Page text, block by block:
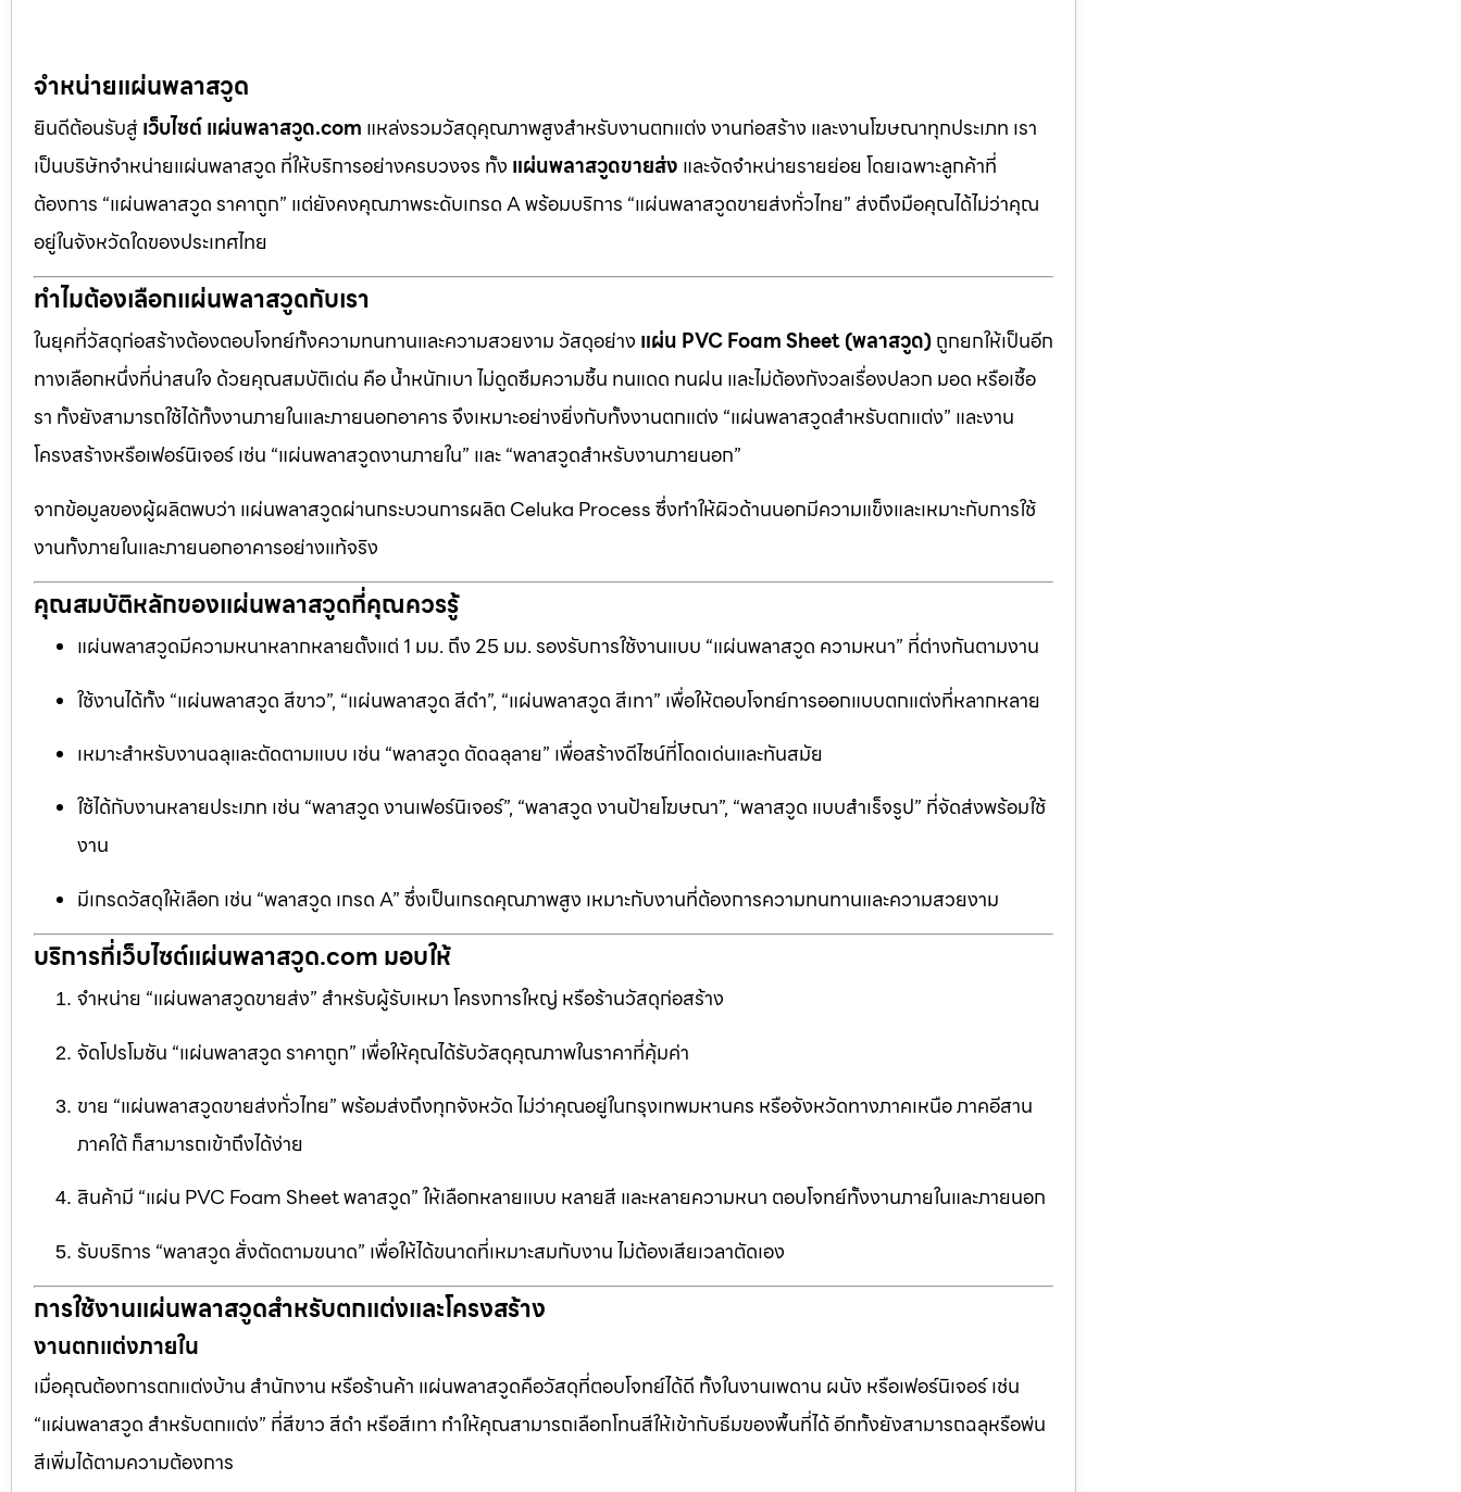
จำหน่ายแผ่นพลาสวูด
ยินดีต้อนรับสู่เว็บไซต์ แผ่นพลาสวูด.com แหล่งรวมวัสดุคุณภาพสูงสำหรับงานตกแต่ง งานก่อสร้าง และงานโฆษณาทุกประเภท เรา
เป็นบริษัทจำหน่ายแผ่นพลาสวูด ที่ให้บริการอย่างครบวงจร ทั้ง แผ่นพลาสวูดขายส่ง และจัดจำหน่ายรายย่อย โดยเฉพาะลูกค้าที่
ต้องการ “แผ่นพลาสวูด ราคาถูก” แต่ยังคงคุณภาพระดับเกรด A พร้อมบริการ “แผ่นพลาสวูดขายส่งทั่วไทย” ส่งถึงมือคุณได้ไม่ว่าคุณ
อยู่ในจังหวัดใดของประเทศไทย
ทำไมต้องเลือกแผ่นพลาสวูดกับเรา
ในยุคที่วัสดุก่อสร้างต้องตอบโจทย์ทั้งความทนทานและความสวยงาม วัสดุอย่าง แผ่น PVC Foam Sheet (พลาสวูด)ถูกยกให้เป็นอีก
ทางเลือกหนึ่งที่น่าสนใจ ด้วยคุณสมบัติเด่น คือ น้ำหนักเบา ไม่ดูดซึมความชื้น ทนแดด ทนฝน และไม่ต้องกังวลเรื่องปลวก มอด หรือเชื้อ
รา ทั้งยังสามารถใช้ได้ทั้งงานภายในและภายนอกอาคาร จึงเหมาะอย่างยิ่งกับทั้งงานตกแต่ง “แผ่นพลาสวูดสำหรับตกแต่ง” และงาน
โครงสร้างหรือเฟอร์นิเจอร์ เช่น “แผ่นพลาสวูดงานภายใน” และ “พลาสวูดสำหรับงานภายนอก”
จากข้อมูลของผู้ผลิตพบว่า แผ่นพลาสวูดผ่านกระบวนการผลิต Celuka Process ซึ่งทำให้ผิวด้านนอกมีความแข็งและเหมาะกับการใช้
งานทั้งภายในและภายนอกอาคารอย่างแท้จริง
คุณสมบัติหลักของแผ่นพลาสวูดที่คุณควรรู้
แผ่นพลาสวูดมีความหนาหลากหลายตั้งแต่ 1 มม. ถึง 25 มม. รองรับการใช้งานแบบ “แผ่นพลาสวูด ความหนา” ที่ต่างกันตามงาน
ใช้งานได้ทั้ง “แผ่นพลาสวูด สีขาว”, “แผ่นพลาสวูด สีดำ”, “แผ่นพลาสวูด สีเทา” เพื่อให้ตอบโจทย์การออกแบบตกแต่งที่หลากหลาย
เหมาะสำหรับงานฉลุและตัดตามแบบ เช่น “พลาสวูด ตัดฉลุลาย” เพื่อสร้างดีไซน์ที่โดดเด่นและทันสมัย
ใช้ได้กับงานหลายประเภท เช่น “พลาสวูด งานเฟอร์นิเจอร์”, “พลาสวูด งานป้ายโฆษณา”, “พลาสวูด แบบสำเร็จรูป” ที่จัดส่งพร้อมใช้
งาน
มีเกรดวัสดุให้เลือก เช่น “พลาสวูด เกรด A” ซึ่งเป็นเกรดคุณภาพสูง เหมาะกับงานที่ต้องการความทนทานและความสวยงาม
บริการที่เว็บไซต์แผ่นพลาสวูด.com มอบให้
จำหน่าย “แผ่นพลาสวูดขายส่ง” สำหรับผู้รับเหมา โครงการใหญ่ หรือร้านวัสดุก่อสร้าง
จัดโปรโมชัน “แผ่นพลาสวูด ราคาถูก” เพื่อให้คุณได้รับวัสดุคุณภาพในราคาที่คุ้มค่า
ขาย “แผ่นพลาสวูดขายส่งทั่วไทย” พร้อมส่งถึงทุกจังหวัด ไม่ว่าคุณอยู่ในกรุงเทพมหานคร หรือจังหวัดทางภาคเหนือ ภาคอีสาน
ภาคใต้ ก็สามารถเข้าถึงได้ง่าย
สินค้ามี “แผ่น PVC Foam Sheet พลาสวูด” ให้เลือกหลายแบบ หลายสี และหลายความหนา ตอบโจทย์ทั้งงานภายในและภายนอก
รับบริการ “พลาสวูด สั่งตัดตามขนาด” เพื่อให้ได้ขนาดที่เหมาะสมกับงาน ไม่ต้องเสียเวลาตัดเอง
การใช้งานแผ่นพลาสวูดสำหรับตกแต่งและโครงสร้าง
งานตกแต่งภายใน
เมื่อคุณต้องการตกแต่งบ้าน สำนักงาน หรือร้านค้า แผ่นพลาสวูดคือวัสดุที่ตอบโจทย์ได้ดี ทั้งในงานเพดาน ผนัง หรือเฟอร์นิเจอร์ เช่น
“แผ่นพลาสวูด สำหรับตกแต่ง” ที่สีขาว สีดำ หรือสีเทา ทำให้คุณสามารถเลือกโทนสีให้เข้ากับธีมของพื้นที่ได้ อีกทั้งยังสามารถฉลุหรือพ่น
สีเพิ่มได้ตามความต้องการ